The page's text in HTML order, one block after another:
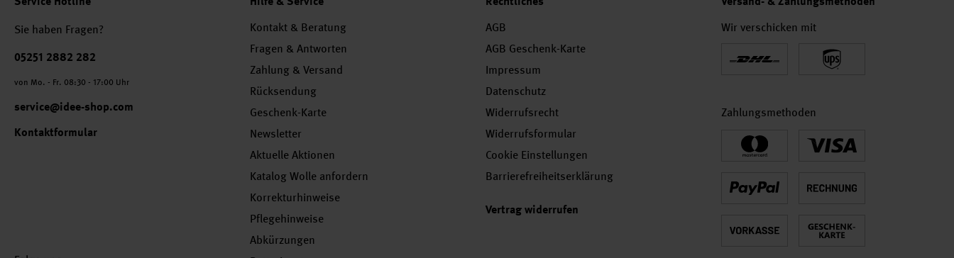
Sie haben Fragen?
Telefonnummer
05251 2882 282
von Mo. - Fr. 08:30 - 17:00 Uhr
service@idee-shop.com
Kontaktformular
Kontakt & Beratung
Fragen & Antworten
Zahlung & Versand
Rücksendung
Geschenk-Karte
Newsletter
Aktuelle Aktionen
Katalog Wolle anfordern
Korrekturhinweise
Pflegehinweise
Abkürzungen
AGB
AGB Geschenk-Karte
Impressum
Datenschutz
Widerrufsrecht
Widerrufsformular
Cookie Einstellungen
Barrierefreiheitserklärung
Vertrag widerrufen
Wir verschicken mit
Zahlungsmethoden